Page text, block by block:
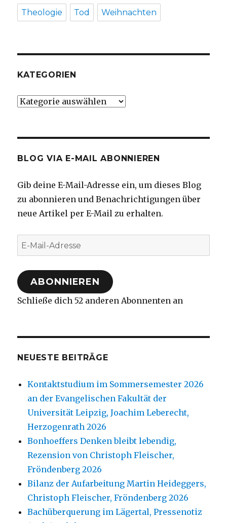
Theologie Tod Weihnachten
KATEGORIEN
Kategorien
BLOG VIA E-MAIL ABONNIEREN
Gib deine E-Mail-Adresse ein, um dieses Blog
zu abonnieren und Benachrichtigungen über
neue Artikel per E-Mail zu erhalten.
E-
Mail-
Adresse
ABONNIEREN
Schließe dich 52 anderen Abonnenten an
NEUESTE BEITRÄGE
Kontaktstudium im Sommersemester 2026
an der Evangelischen Fakultät der
Universität Leipzig, Joachim Leberecht,
Herzogenrath 2026
Bonhoeffers Denken bleibt lebendig,
Rezension von Christoph Fleischer,
Fröndenberg 2026
Bilanz der Aufarbeitung Martin Heideggers,
Christoph Fleischer, Fröndenberg 2026
Bachüberquerung im Lägertal, Pressenotiz